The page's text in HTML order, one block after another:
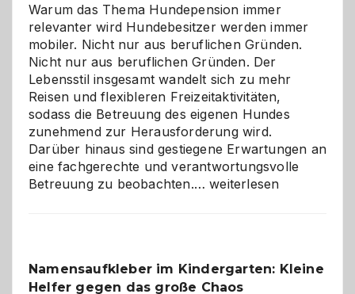
Warum das Thema Hundepension immer
relevanter wird Hundebesitzer werden immer
mobiler. Nicht nur aus beruflichen Gründen.
Nicht nur aus beruflichen Gründen. Der
Lebensstil insgesamt wandelt sich zu mehr
Reisen und flexibleren Freizeitaktivitäten,
sodass die Betreuung des eigenen Hundes
zunehmend zur Herausforderung wird.
Darüber hinaus sind gestiegene Erwartungen an
eine fachgerechte und verantwortungsvolle
Betreuung zu beobachten.…Betreuung
ist
eine
weiterlesen
Namensaufkleber im Kindergarten: Kleine
Helfer gegen das große Chaos